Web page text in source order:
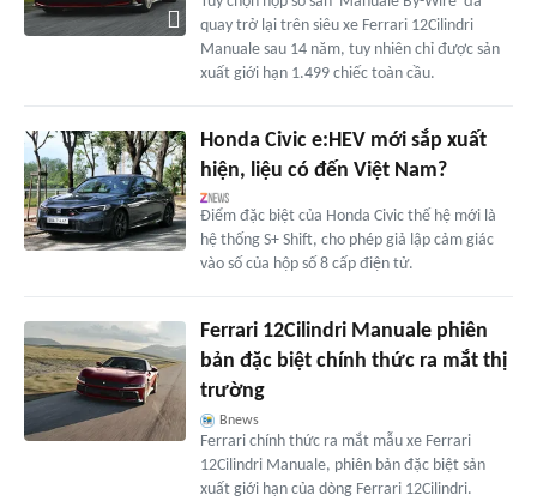
quay trở lại trên siêu xe Ferrari 12Cilindri
Manuale sau 14 năm, tuy nhiên chỉ được sản
xuất giới hạn 1.499 chiếc toàn cầu.
Honda Civic e:HEV mới sắp xuất
hiện, liệu có đến Việt Nam?
Điểm đặc biệt của Honda Civic thế hệ mới là
hệ thống S+ Shift, cho phép giả lập cảm giác
vào số của hộp số 8 cấp điện tử.
Ferrari 12Cilindri Manuale phiên
bản đặc biệt chính thức ra mắt thị
trường
Bnews
Ferrari chính thức ra mắt mẫu xe Ferrari
12Cilindri Manuale, phiên bản đặc biệt sản
xuất giới hạn của dòng Ferrari 12Cilindri.